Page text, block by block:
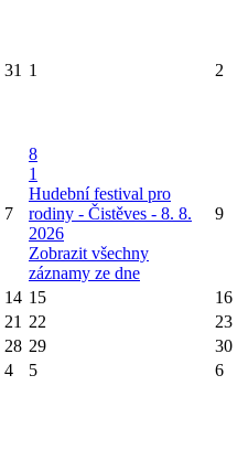
31 1 2
7
8
1
Hudební festival pro
rodiny - Čistěves - 8. 8.
2026
Zobrazit všechny
záznamy ze dne
9
14 15
16
21 22
23
28 29
30
4 5 6